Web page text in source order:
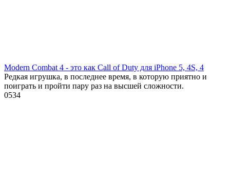
Modern Combat 4 - это как Call of Duty для iPhone 5, 4S, 4
Редкая игрушка, в последнее время, в которую приятно и
поиграть и пройти пару раз на высшей сложности.
0534